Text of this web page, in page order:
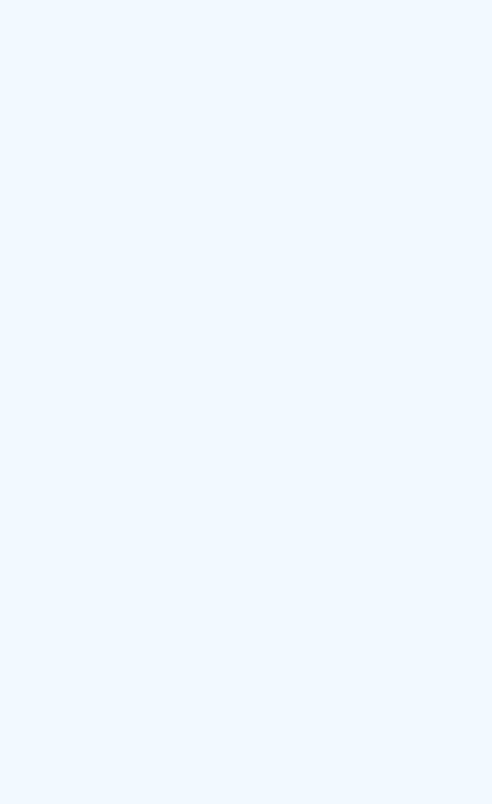
annuelle qui se tient d’avril à mai. Abritant de nombreuses
Vous pouvez simplement vous détendre dans son ambiance
sur votre itinéraire ! Cependant, si vous avez une journée
Ce marché animé abrite de nombreux magasins, dont certains
du bouddhisme tibétain, le stupa Do Drul Chorten est un lieu
tout au long de l’année. Le stupa possède 108 moulins à
ou Dorjee Phurpa et vous pouvez y trouver de nombreux textes
est fréquenté par les chercheurs de paix et les photographes.
Vous pouvez également planifier un voyage à Gangtok au
voyager par avion, vous pouvez prendre un vol jusqu’à l’aéroport
Junction (122 km) à Siliguri en train, puis vous rendre à
Gangtok ?
attractions touristiques de la ville est de prendre un taxi.